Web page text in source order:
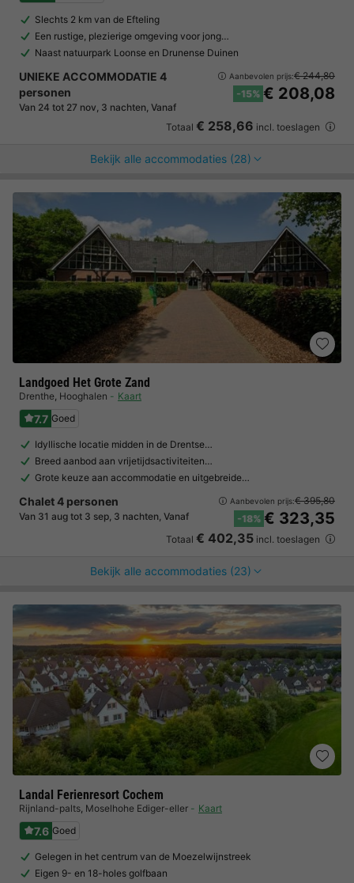
Slechts 2 km van de Efteling
Een rustige, plezierige omgeving voor jong…
Naast natuurpark Loonse en Drunense Duinen
UNIEKE ACCOMMODATIE 4
personen
Van 24 tot 27 nov, 3 nachten, Vanaf
Aanbevolen prijs:€ 244,80
-15% € 208,08
Totaal € 258,66 incl. toeslagen
Bekijk alle accommodaties (28)
Landgoed Het Grote Zand
Drenthe, Hooghalen Kaart
7.7 Goed
Idyllische locatie midden in de Drentse…
Breed aanbod aan vrijetijdsactiviteiten…
Grote keuze aan accommodatie en uitgebreide…
Chalet 4 personen
Van 31 aug tot 3 sep, 3 nachten, Vanaf
Aanbevolen prijs:€ 395,80
-18% € 323,35
Totaal € 402,35 incl. toeslagen
Bekijk alle accommodaties (23)
Landal Ferienresort Cochem
Rijnland-palts, Moselhohe Ediger-eller Kaart
7.6 Goed
Gelegen in het centrum van de Moezelwijnstreek
Eigen 9- en 18-holes golfbaan